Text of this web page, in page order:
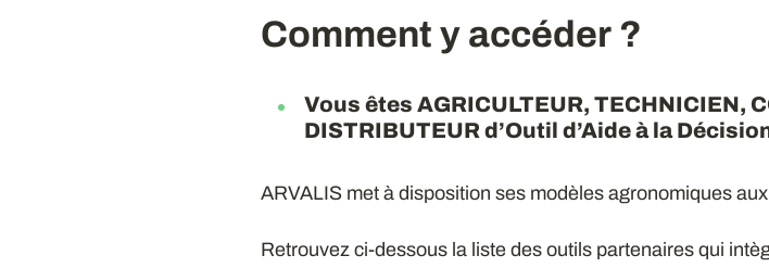
Comment y accéder ?
Vous êtes AGRICULTEUR, TECHNICIEN,
DISTRIBUTEUR d’Outil d’Aide à la
ARVALIS met à disposition ses modèles agronomiques
Retrouvez ci-dessous la liste des outils partenaires qui